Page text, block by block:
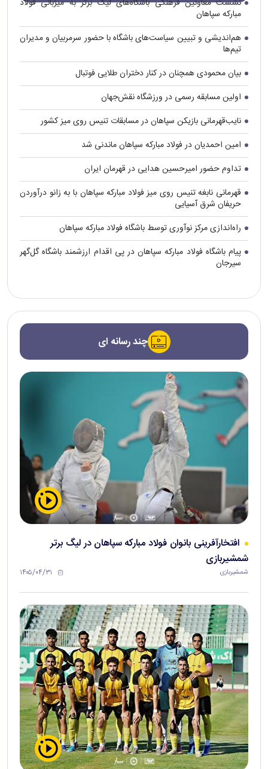
نشست معاونین فرهنگی باشگاه‌های لیگ برتر به میزبانی فولاد
مبارکه سپاهان
هم‌اندیشی و تبیین سیاست‌های باشگاه با حضور سرمربیان و مدیران
تیم‌ها
بیان محمودی همچنان در کنار دختران طلایی فوتبال
اولین مسابقه رسمی در ورزشگاه نقش‌جهان
نایب‌قهرمانی بازیکن سپاهان در مسابقات تنیس روی میز کشور
امین احمدیان در فولاد مبارکه سپاهان ماندنی شد
تداوم حضور امیرحسین هدایی در قهرمان ایران
قهرمانی نابغه تنیس روی میز فولاد مبارکه سپاهان با به زانو درآوردن
حریفان شرق آسیایی
راه‌اندازی مرکز نوآوری توسط باشگاه فولاد مبارکه سپاهان
پیام باشگاه فولاد مبارکه سپاهان در پی اقدام ارزشمند باشگاه گل‌گهر
سیرجان
چند رسانه ای
افتخارآفرینی بانوان فولاد مبارکه سپاهان در لیگ برتر
شمشیربازی
شمشیربازی ۱۴۰۵/۰۴/۳۱